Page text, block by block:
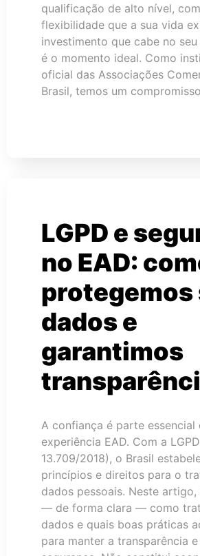
qualificação de alto nível,
flexibilidade que a sua vida
investimento que cabe no
é o momento ideal. Como
oficial das Associações
Brasil, temos um
LGPD e
no EAD:
protegemos
dados e
garantimos
A confiança é parte essencial
experiência EAD. Com a
13.709/2018), o Brasil
princípios e direitos para o
dados pessoais. Neste
— de forma clara — como
dados e quais boas práticas
para manter a transparência e